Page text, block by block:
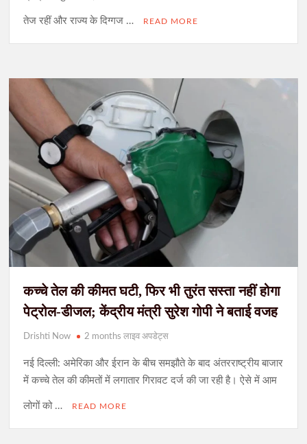
जेपीएससी अभ्यर्थियों के समर्थन में उतरी लोजपा (रामविलास), बीरेन्द्र प्रधान
महुआ और 35 लीटर महुआ शराब नष्ट
तेज रहीं और राज्य के दिग्गज … READ MORE
कच्चे तेल की कीमत घटी, फिर भी तुरंत सस्ता नहीं होगा
पेट्रोल-डीजल; केंद्रीय मंत्री सुरेश गोपी ने बताई वजह
Drishti Now 2 months लाइव अपडेट्स
नई दिल्ली: अमेरिका और ईरान के बीच समझौते के बाद अंतरराष्ट्रीय बाजार
में कच्चे तेल की कीमतों में लगातार गिरावट दर्ज की जा रही है। ऐसे में आम
लोगों को … READ MORE